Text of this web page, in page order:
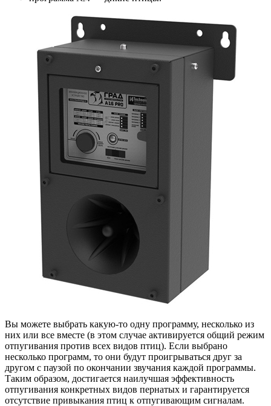
Вы можете выбрать какую-то одну программу, несколько из
них или все вместе (в этом случае активируется общий режим
отпугивания против всех видов птиц). Если выбрано
несколько программ, то они будут проигрываться друг за
другом с паузой по окончании звучания каждой программы.
Таким образом, достигается наилучшая эффективность
отпугивания конкретных видов пернатых и гарантируется
отсутствие привыкания птиц к отпугивающим сигналам.